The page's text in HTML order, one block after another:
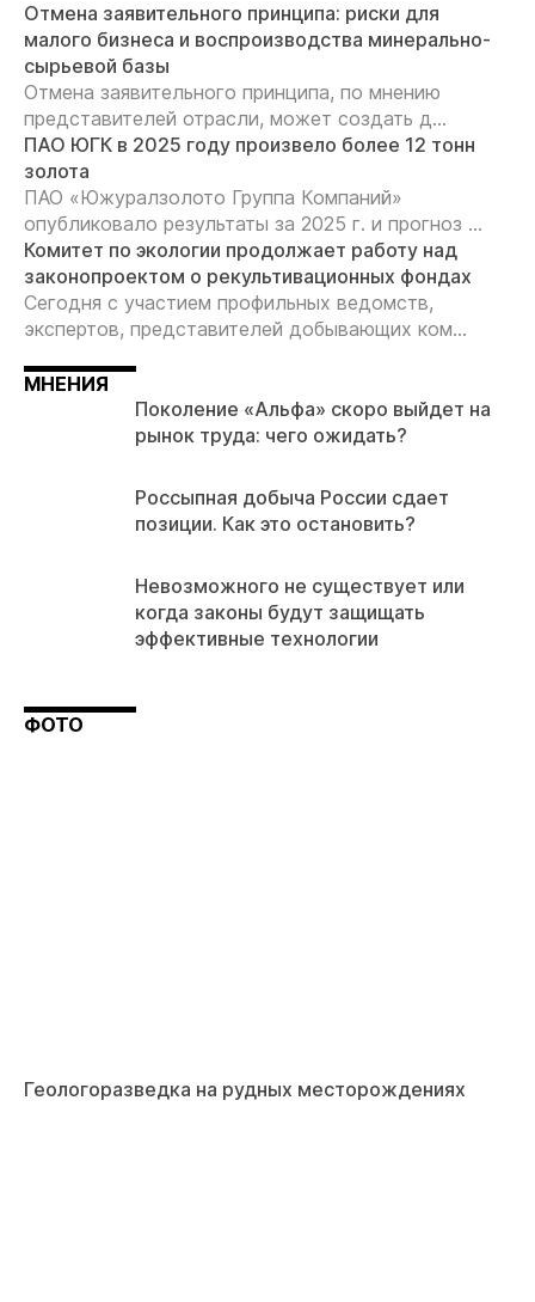
Отмена заявительного принципа: риски для
малого бизнеса и воспроизводства минерально-
сырьевой базы
Отмена заявительного принципа, по мнению
представителей отрасли, может создать д...
ПАО ЮГК в 2025 году произвело более 12 тонн
золота
ПАО «Южуралзолото Группа Компаний»
опубликовало результаты за 2025 г. и прогноз ...
Комитет по экологии продолжает работу над
законопроектом о рекультивационных фондах
Сегодня с участием профильных ведомств,
экспертов, представителей добывающих ком...
МНЕНИЯ
Поколение «Альфа» скоро выйдет на
рынок труда: чего ожидать?
Россыпная добыча России сдает
позиции. Как это остановить?
Невозможного не существует или
когда законы будут защищать
эффективные технологии
ФОТО
Геологоразведка на рудных месторождениях